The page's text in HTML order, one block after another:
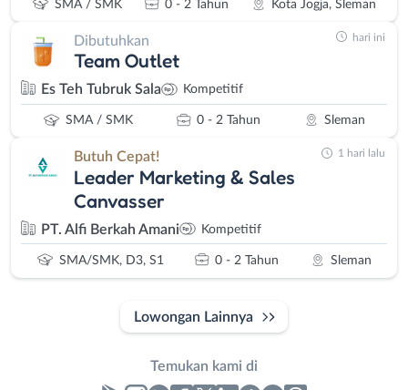
SMA / SMK 0 - 2 Tahun Kota Jogja, Sleman
Dibutuhkan
Team Outlet
Es Teh Tubruk Sala Kompetitif
SMA / SMK 0 - 2 Tahun Sleman
hari ini
Butuh Cepat!
Leader Marketing & Sales
Canvasser
PT. Alfi Berkah Amani Kompetitif
SMA/SMK, D3, S1 0 - 2 Tahun Sleman
1 hari lalu
Lowongan Lainnya
Temukan kami di